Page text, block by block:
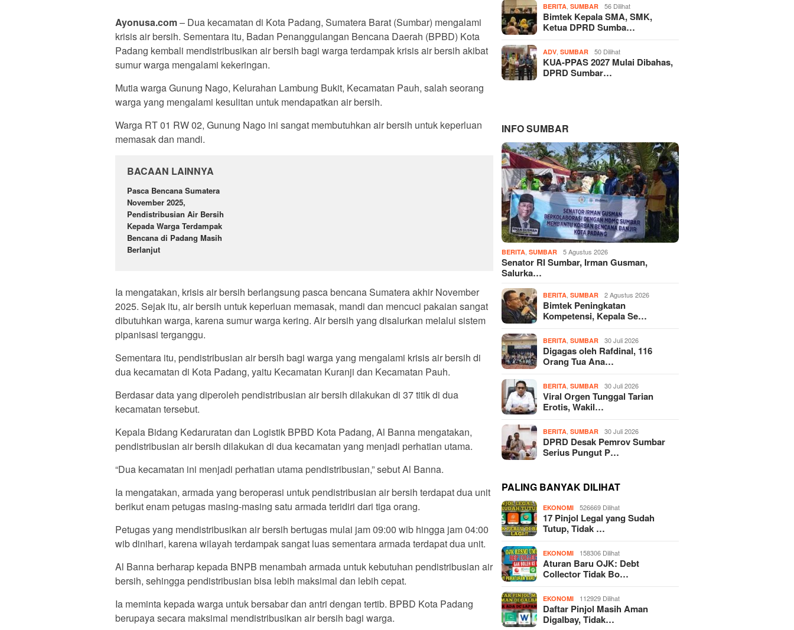
Ayonusa.com– Dua kecamatan di Kota Padang, Sumatera Barat (Sumbar) mengalami
krisis air bersih. Sementara itu, Badan Penanggulangan Bencana Daerah (BPBD) Kota
Padang kembali mendistribusikan air bersih bagi warga terdampak krisis air bersih akibat
sumur warga mengalami kekeringan.
Mutia warga Gunung Nago, Kelurahan Lambung Bukit, Kecamatan Pauh, salah seorang
warga yang mengalami kesulitan untuk mendapatkan air bersih.
Warga RT 01 RW 02, Gunung Nago ini sangat membutuhkan air bersih untuk keperluan
memasak dan mandi.
BACAAN LAINNYA
Pasca Bencana Sumatera
November 2025,
Pendistribusian Air Bersih
Kepada Warga Terdampak
Bencana di Padang Masih
Berlanjut
Ia mengatakan, krisis air bersih berlangsung pasca bencana Sumatera akhir November
2025. Sejak itu, air bersih untuk keperluan memasak, mandi dan mencuci pakaian sangat
dibutuhkan warga, karena sumur warga kering. Air bersih yang disalurkan melalui sistem
pipanisasi terganggu.
Sementara itu, pendistribusian air bersih bagi warga yang mengalami krisis air bersih di
dua kecamatan di Kota Padang, yaitu Kecamatan Kuranji dan Kecamatan Pauh.
Berdasar data yang diperoleh pendistribusian air bersih dilakukan di 37 titik di dua
kecamatan tersebut.
Kepala Bidang Kedaruratan dan Logistik BPBD Kota Padang, Al Banna mengatakan,
pendistribusian air bersih dilakukan di dua kecamatan yang menjadi perhatian utama.
“Dua kecamatan ini menjadi perhatian utama pendistribusian,” sebut Al Banna.
Ia mengatakan, armada yang beroperasi untuk pendistribusian air bersih terdapat dua unit
berikut enam petugas masing-masing satu armada teridiri dari tiga orang.
Petugas yang mendistribusikan air bersih bertugas mulai jam 09:00 wib hingga jam 04:00
wib dinihari, karena wilayah terdampak sangat luas sementara armada terdapat dua unit.
Al Banna berharap kepada BNPB menambah armada untuk kebutuhan pendistribusian air
bersih, sehingga pendistribusian bisa lebih maksimal dan lebih cepat.
Ia meminta kepada warga untuk bersabar dan antri dengan tertib. BPBD Kota Padang
berupaya secara maksimal mendistribusikan air bersih bagi warga.
BERITA ,SUMBAR 56 Dilihat
Bimtek Kepala SMA, SMK,
Ketua DPRD Sumba…
ADV ,SUMBAR 50 Dilihat
KUA-PPAS 2027 Mulai Dibahas,
DPRD Sumbar…
INFO SUMBAR
BERITA ,SUMBAR 5 Agustus 2026
Senator RI Sumbar, Irman Gusman,
Salurka…
BERITA ,SUMBAR 2 Agustus 2026
Bimtek Peningkatan
Kompetensi, Kepala Se…
BERITA ,SUMBAR 30 Juli 2026
Digagas oleh Rafdinal, 116
Orang Tua Ana…
BERITA ,SUMBAR 30 Juli 2026
Viral Orgen Tunggal Tarian
Erotis, Wakil…
BERITA ,SUMBAR 30 Juli 2026
DPRD Desak Pemrov Sumbar
Serius Pungut P…
PALING BANYAK DILIHAT
EKONOMI 526669 Dilihat
17 Pinjol Legal yang Sudah
Tutup, Tidak …
EKONOMI 158306 Dilihat
Aturan Baru OJK: Debt
Collector Tidak Bo…
EKONOMI 112929 Dilihat
Daftar Pinjol Masih Aman
Digalbay, Tidak…